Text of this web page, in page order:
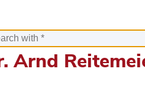
Arnd